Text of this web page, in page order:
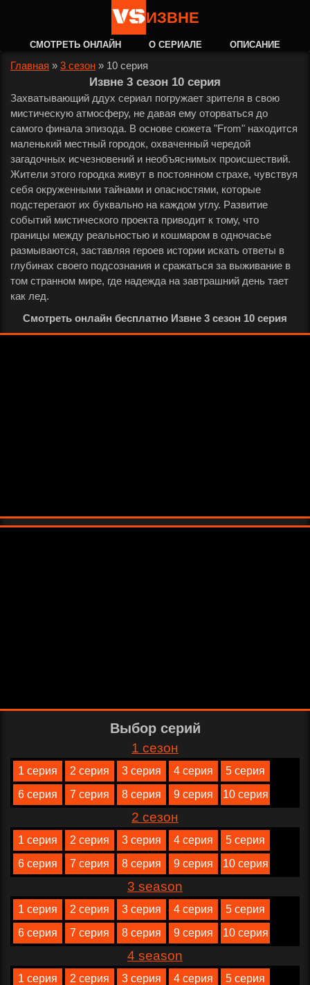
ИЗВНЕ
СМОТРЕТЬ ОНЛАЙН О СЕРИАЛЕ ОПИСАНИЕ
Главная » 3 сезон » 10 серия
Извне 3 сезон 10 серия
Захватывающий ддух сериал погружает зрителя в свою
мистическую атмосферу, не давая ему оторваться до
самого финала эпизода. В основе сюжета "From" находится
маленький местный городок, охваченный чередой
загадочных исчезновений и необъяснимых происшествий.
Жители этого городка живут в постоянном страхе, чувствуя
себя окруженными тайнами и опасностями, которые
подстерегают их буквально на каждом углу. Развитие
событий мистического проекта приводит к тому, что
границы между реальностью и кошмаром в одночасье
размываются, заставляя героев истории искать ответы в
глубинах своего подсознания и сражаться за выживание в
том странном мире, где надежда на завтрашний день тает
как лед.
Смотреть онлайн бесплатно Извне 3 сезон 10 серия
Выбор серий
1 сезон
1 серия 2 серия 3 серия 4 серия
5 серия
6 серия
7 серия 8 серия 9 серия 10 серия
2 сезон
1 серия 2 серия 3 серия 4 серия
5 серия
6 серия
7 серия 8 серия 9 серия 10 серия
3 season
1 серия 2 серия 3 серия 4 серия
5 серия
6 серия
7 серия 8 серия 9 серия 10 серия
4 season
1 серия 2 серия 3 серия 4 серия
5 серия